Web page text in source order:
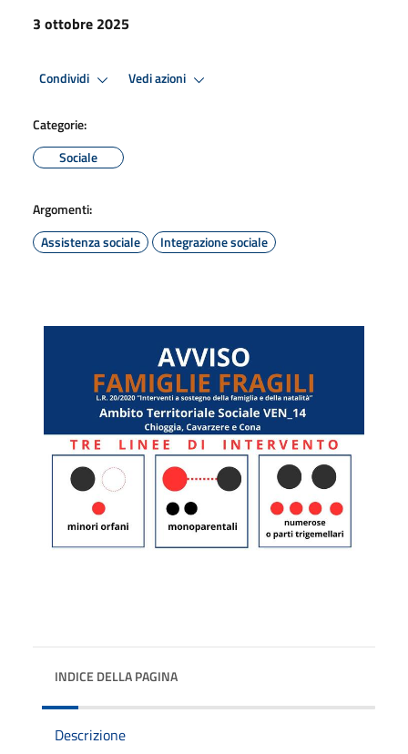
3 ottobre 2025
Condividi Vedi azioni
Categorie:
Sociale
Argomenti:
Assistenza sociale
Integrazione sociale
INDICE DELLA PAGINA
Descrizione